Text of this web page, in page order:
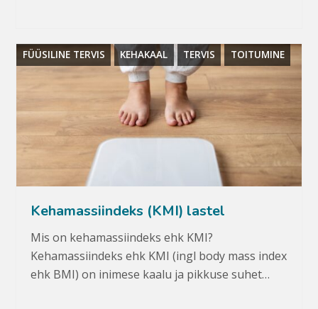
FÜÜSILINE TERVIS KEHAKAAL TERVIS TOITUMINE
Kehamassiindeks (KMI) lastel
Mis on kehamassiindeks ehk KMI?
Kehamassiindeks ehk KMI (ingl body mass index
ehk BMI) on inimese kaalu ja pikkuse suhet…